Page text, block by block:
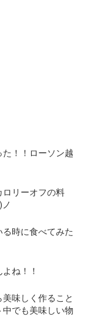
！！ローソン越
リーオフの料
時に食べてみた
ね！！
味しく作ること
中でも美味しい物